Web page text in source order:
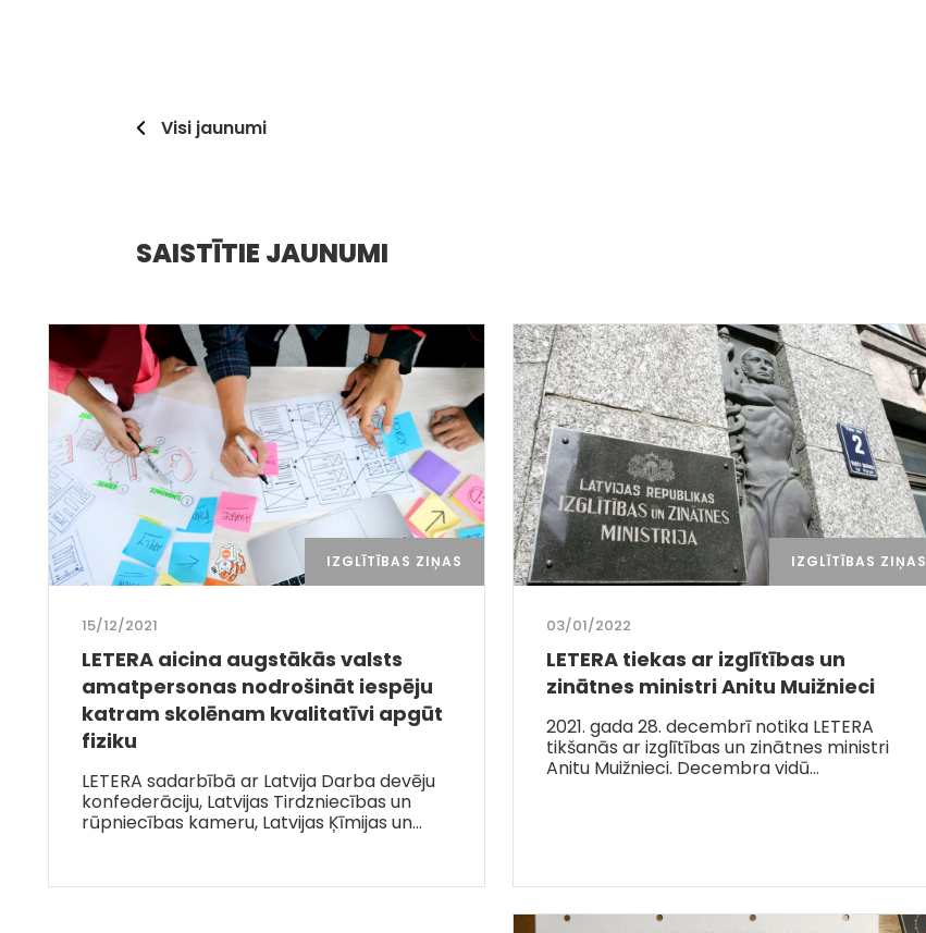
Visi jaunumi
SAISTĪTIE JAUNUMI
IZGLĪTĪBAS ZIŅAS
15/12/2021
LETERA aicina augstākās valsts
amatpersonas nodrošināt iespēju
katram skolēnam kvalitatīvi apgūt
fiziku
LETERA sadarbībā ar Latvija Darba devēju
konfederāciju, Latvijas Tirdzniecības un
rūpniecības kameru, Latvijas Ķīmijas un…
IZGLĪTĪBAS ZIŅAS
03/01/2022
LETERA tiekas ar izglītības un
zinātnes ministri Anitu Muižnieci
2021. gada 28. decembrī notika LETERA
tikšanās ar izglītības un zinātnes ministri
Anitu Muižnieci. Decembra vidū…